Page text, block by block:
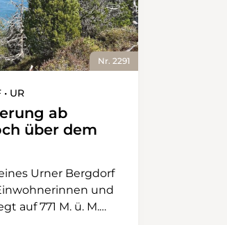
Nr. 2291
UR
ab
über dem
Urner Bergdorf
und
auf 771 M. ü. M.